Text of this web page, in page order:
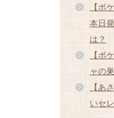
【ポ
本日
は？
【ポ
ャの
【あ
いセ